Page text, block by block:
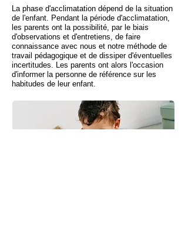
La phase d'acclimatation dépend de la situation
de l'enfant. Pendant la période d'acclimatation,
les parents ont la possibilité, par le biais
d'observations et d'entretiens, de faire
connaissance avec nous et notre méthode de
travail pédagogique et de dissiper d'éventuelles
incertitudes. Les parents ont alors l'occasion
d'informer la personne de référence sur les
habitudes de leur enfant.